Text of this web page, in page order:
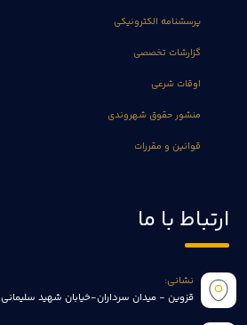
پرسشنامه الکترونیکی
گزارشات تخصصی
اوقات شرعی
منشور حقوق شهروندی
قوانین و مقررات
ارتباط با ما
نشانی:
قزوین - میدان سرداران-خیابان شهید سلیمانی